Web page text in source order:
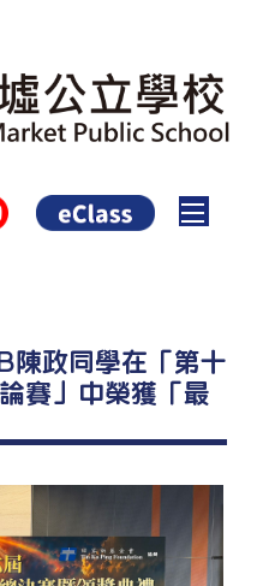
陳政同學在「第十
賽」中榮獲「最